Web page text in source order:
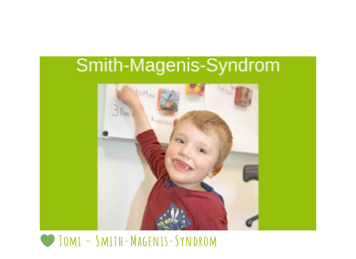
Tomi – Smith-Magenis-Syndrom